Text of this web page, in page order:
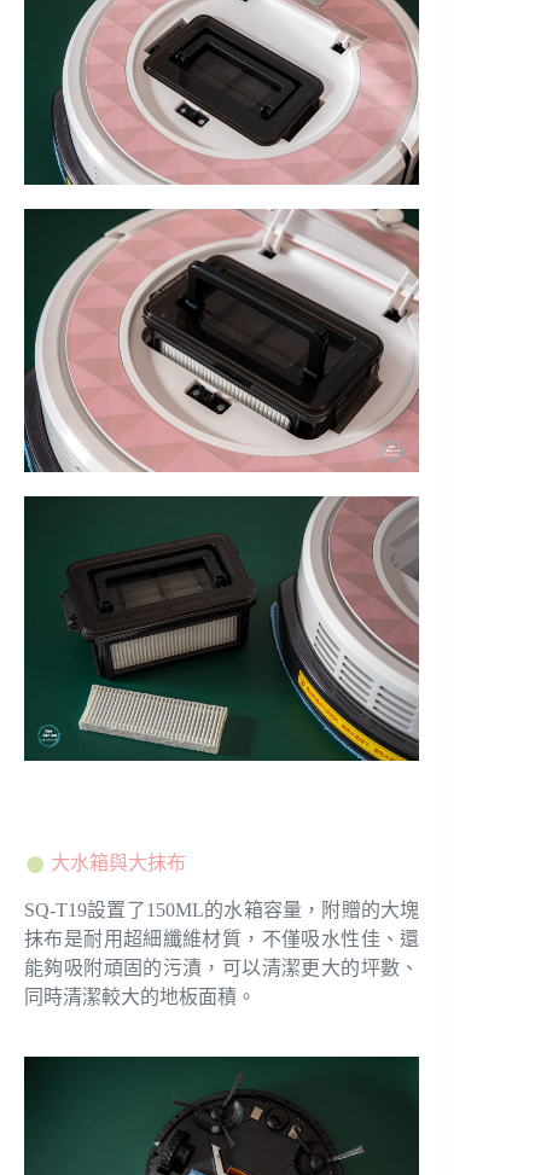
大水箱與大抹布
SQ-T19設置了150ML的水箱容量，附贈的大塊
抹布是耐用超細纖維材質，不僅吸水性佳、還
能夠吸附頑固的污漬，可以清潔更大的坪數、
同時清潔較大的地板面積。